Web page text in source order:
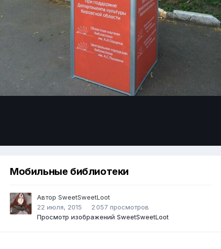
Мобильные библиотеки
Автор SweetSweetLoot
22 июля, 2015
2 057 просмотров
Просмотр изображений SweetSweetLoot